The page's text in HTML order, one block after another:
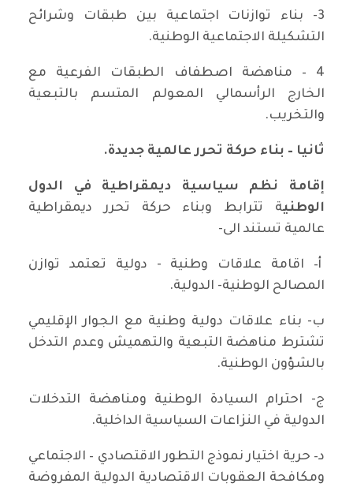
3- بناء توازنات اجتماعية بين طبقات وشرائح
التشكيلة الاجتماعية الوطنية.
4 – مناهضة اصطفاف الطبقات الفرعية مع
الخارج الرأسمالي المعولم المتسم بالتبعية
والتخريب.
ثانيا – بناء حركة تحرر عالمية جديدة.
إقامة نظم سياسية ديمقراطية في الدول
الوطنية تترابط وبناء حركة تحرر ديمقراطية
عالمية تستند الى-
أ– اقامة علاقات وطنية - دولية تعتمد توازن
المصالح الوطنية- الدولية.
ب- بناء علاقات دولية وطنية مع الجوار الإقليمي
تشترط مناهضة التبعية والتهميش وعدم التدخل
بالشؤون الوطنية.
ج- احترام السيادة الوطنية ومناهضة التدخلات
الدولية في النزاعات السياسية الداخلية.
د– حرية اختيار نموذج التطور الاقتصادي – الاجتماعي
ومكافحة العقوبات الاقتصادية الدولية المفروضة